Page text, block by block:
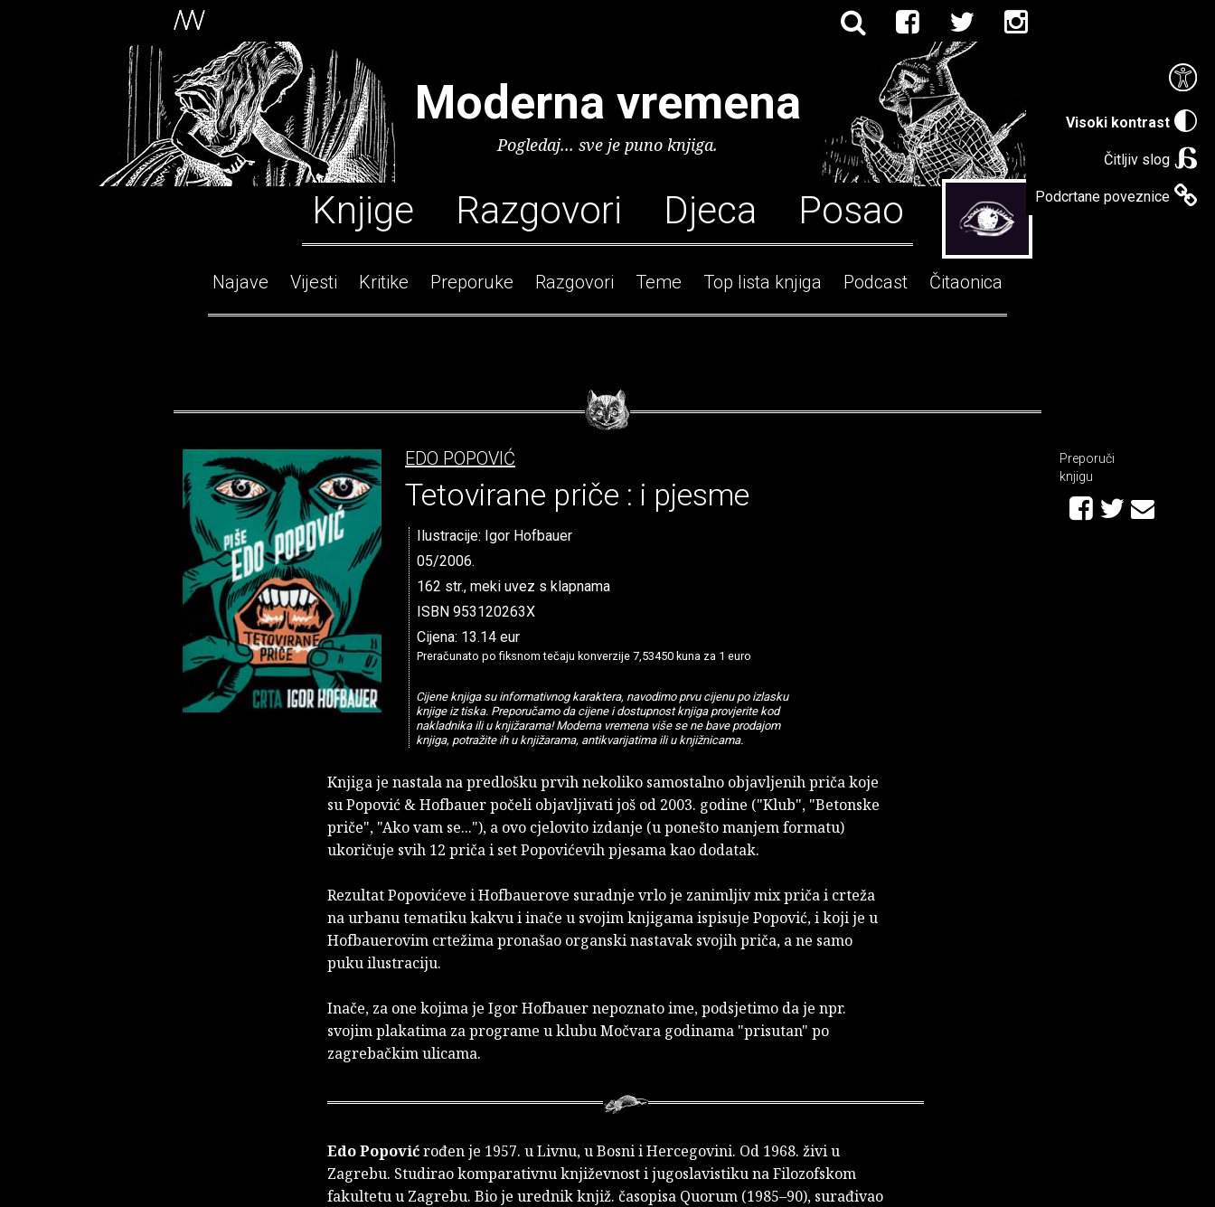
Visoki kontrast
Čitljiv slog
Podcrtane poveznice
Moderna vremena
Pogledaj... sve je puno knjiga.
Knjige Razgovori Djeca Posao
Najave Vijesti Kritike Preporuke Razgovori Teme Top lista knjiga Podcast Čitaonica
EDO POPOVIĆ
Tetovirane priče : i pjesme
Ilustracije: Igor Hofbauer
05/2006.
162 str., meki uvez s klapnama
ISBN 953120263X
Cijena: 13.14 eur
Preračunato po fiksnom tečaju konverzije 7,53450 kuna za 1 euro
Cijene knjiga su informativnog karaktera, navodimo prvu cijenu po izlasku
knjige iz tiska. Preporučamo da cijene i dostupnost knjiga provjerite kod
nakladnika ili u knjižarama! Moderna vremena više se ne bave prodajom
knjiga, potražite ih u knjižarama, antikvarijatima ili u knjižnicama.
Knjiga je nastala na predlošku prvih nekoliko samostalno objavljenih priča koje
su Popović & Hofbauer počeli objavljivati još od 2003. godine ("Klub", "Betonske
priče", "Ako vam se..."), a ovo cjelovito izdanje (u ponešto manjem formatu)
ukoričuje svih 12 priča i set Popovićevih pjesama kao dodatak.
Rezultat Popovićeve i Hofbauerove suradnje vrlo je zanimljiv mix priča i crteža
na urbanu tematiku kakvu i inače u svojim knjigama ispisuje Popović, i koji je u
Hofbauerovim crtežima pronašao organski nastavak svojih priča, a ne samo
puku ilustraciju.
Inače, za one kojima je Igor Hofbauer nepoznato ime, podsjetimo da je npr.
svojim plakatima za programe u klubu Močvara godinama "prisutan" po
zagrebačkim ulicama.
Edo Popovićrođen je 1957. u Livnu, u Bosni i Hercegovini. Od 1968. živi u
Zagrebu. Studirao komparativnu književnost i jugoslavistiku na Filozofskom
fakultetu u Zagrebu. Bio je urednik knjiž. časopisa Quorum (1985–90), surađivao
Preporuči
knjigu